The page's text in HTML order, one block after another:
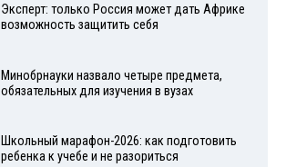
Эксперт: только Россия может дать Африке
возможность защитить себя
Минобрнауки назвало четыре предмета,
обязательных для изучения в вузах
Школьный марафон-2026: как подготовить
ребенка к учебе и не разориться